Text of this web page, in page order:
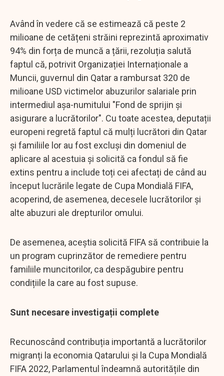
Având în vedere că se estimează că peste 2
milioane de cetățeni străini reprezintă aproximativ
94% din forța de muncă a țării, rezoluția salută
faptul că, potrivit Organizației Internaționale a
Muncii, guvernul din Qatar a rambursat 320 de
milioane USD victimelor abuzurilor salariale prin
intermediul așa-numitului "Fond de sprijin și
asigurare a lucrătorilor". Cu toate acestea, deputații
europeni regretă faptul că mulți lucrători din Qatar
și familiile lor au fost excluși din domeniul de
aplicare al acestuia și solicită ca fondul să fie
extins pentru a include toți cei afectați de când au
început lucrările legate de Cupa Mondială FIFA,
acoperind, de asemenea, decesele lucrătorilor și
alte abuzuri ale drepturilor omului.
De asemenea, aceștia solicită FIFA să contribuie la
un program cuprinzător de remediere pentru
familiile muncitorilor, ca despăgubire pentru
condițiile la care au fost supuse.
Sunt necesare investigații complete
Recunoscând contribuția importantă a lucrătorilor
migranți la economia Qatarului și la Cupa Mondială
FIFA 2022, Parlamentul îndeamnă autoritățile din